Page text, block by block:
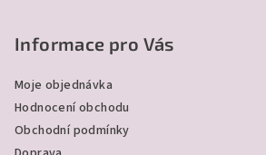
Informace pro Vás
Moje objednávka
Hodnocení obchodu
Obchodní podmínky